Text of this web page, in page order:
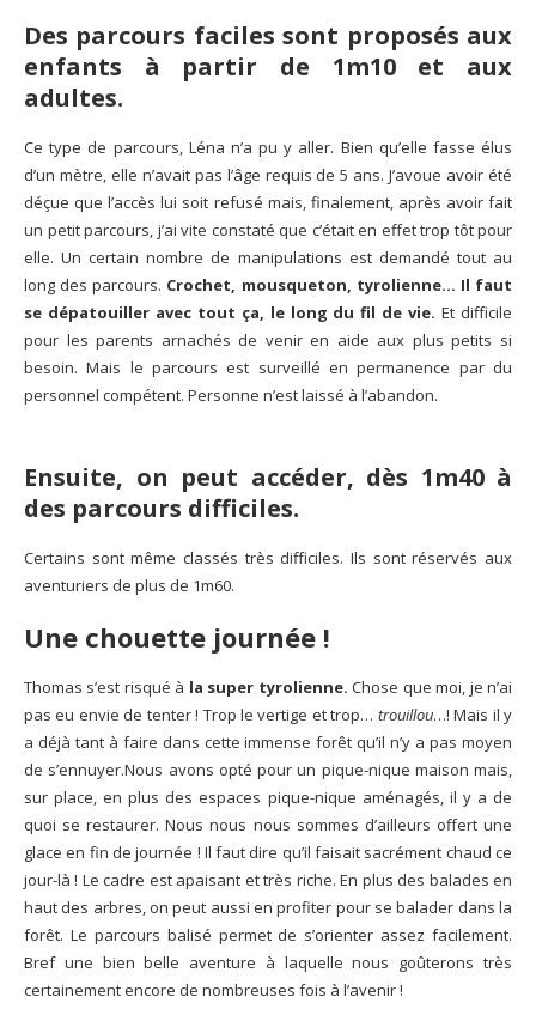
Des parcours faciles sont proposés aux
enfants à partir de 1m10 et aux
adultes.
Ce type de parcours, Léna n’a pu y aller. Bien qu’elle fasse élus
d’un mètre, elle n’avait pas l’âge requis de 5 ans. J’avoue avoir été
déçue que l’accès lui soit refusé mais, finalement, après avoir fait
un petit parcours, j’ai vite constaté que c’était en effet trop tôt pour
elle. Un certain nombre de manipulations est demandé tout au
long des parcours. Crochet, mousqueton, tyrolienne… Il faut
se dépatouiller avec tout ça, le long du fil de vie. Et difficile
pour les parents arnachés de venir en aide aux plus petits si
besoin. Mais le parcours est surveillé en permanence par du
personnel compétent. Personne n’est laissé à l’abandon.
Ensuite, on peut accéder, dès 1m40 à
des parcours difficiles.
Certains sont même classés très difficiles. Ils sont réservés aux
aventuriers de plus de 1m60.
Une chouette journée !
Thomas s’est risqué à la super tyrolienne. Chose que moi, je n’ai
pas eu envie de tenter ! Trop le vertige et trop… trouillou…! Mais il y
a déjà tant à faire dans cette immense forêt qu’il n’y a pas moyen
de s’ennuyer.Nous avons opté pour un pique-nique maison mais,
sur place, en plus des espaces pique-nique aménagés, il y a de
quoi se restaurer. Nous nous nous sommes d’ailleurs offert une
glace en fin de journée ! Il faut dire qu’il faisait sacrément chaud ce
jour-là ! Le cadre est apaisant et très riche. En plus des balades en
haut des arbres, on peut aussi en profiter pour se balader dans la
forêt. Le parcours balisé permet de s’orienter assez facilement.
Bref une bien belle aventure à laquelle nous goûterons très
certainement encore de nombreuses fois à l’avenir !